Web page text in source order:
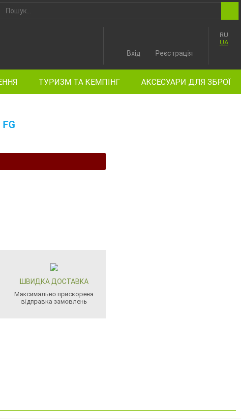
RU
UA
Вхід Реєстрація
ТУРИЗМ ТА КЕМПІНГ АКСЕСУАРИ ДЛЯ ЗБРОЇ
ШВИДКА ДОСТАВКА
Максимально прискорена
відправка замовлень